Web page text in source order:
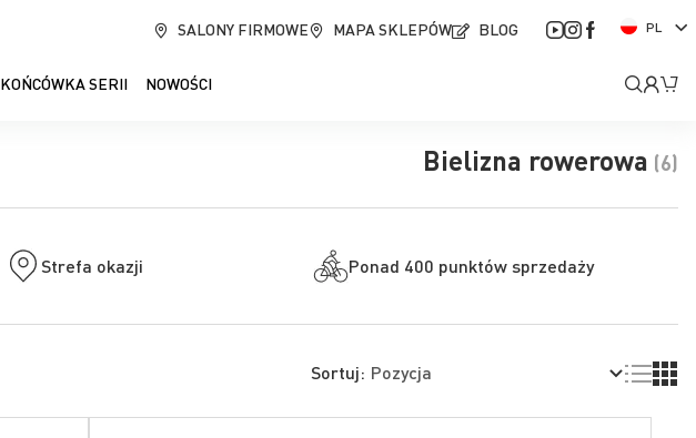
SALONY FIRMOWE MAPA SKLEPÓW BLOG
J
y
PL
KOŃCÓWKA SERII NOWOŚCI
Moje
Bielizna rowerowa (6)
Strefa okazji Ponad 400 punktów sprzedaży
Sortuj: Siatka
Lista